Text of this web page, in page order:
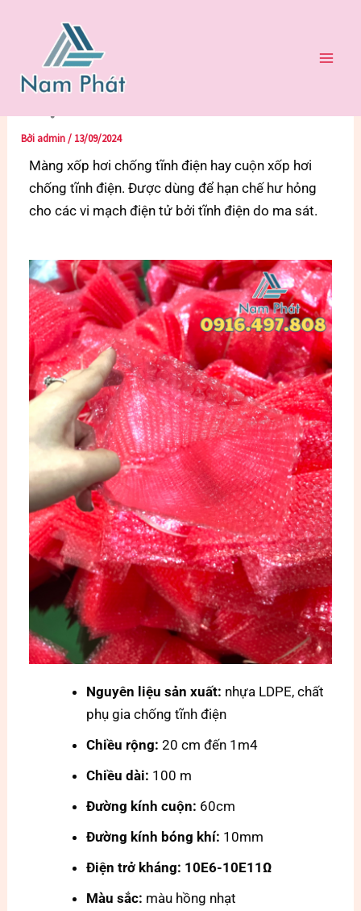
dung
Trang chủ
MÀNG XỐP HƠI CHỐNG TĨNH ĐIỆN GIÁ RẺ NAM PHÁT
MÀNG XỐP HƠI CHỐNG TĨNH
ĐIỆN GIÁ RẺ NAM PHÁT
Bởi admin/ 13/09/2024
Màng xốp hơi chống tĩnh điện hay cuộn xốp hơi
chống tĩnh điện. Được dùng để hạn chế hư hỏng
cho các vi mạch điện tử bởi tĩnh điện do ma sát.
Nguyên liệu sản xuất: nhựa LDPE, chất
phụ gia chống tĩnh điện
Chiều rộng: 20 cm đến 1m4
Chiều dài: 100 m
Đường kính cuộn: 60cm
Đường kính bóng khí: 10mm
Điện trở kháng: 10E6-10E11Ω
Màu sắc: màu hồng nhạt